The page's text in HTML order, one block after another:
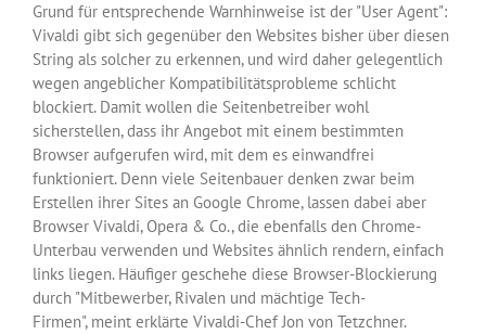
Grund für entsprechende Warnhinweise ist der "User Agent":
Vivaldi gibt sich gegenüber den Websites bisher über diesen
String als solcher zu erkennen, und wird daher gelegentlich
wegen angeblicher Kompatibilitätsprobleme schlicht
blockiert. Damit wollen die Seitenbetreiber wohl
sicherstellen, dass ihr Angebot mit einem bestimmten
Browser aufgerufen wird, mit dem es einwandfrei
funktioniert. Denn viele Seitenbauer denken zwar beim
Erstellen ihrer Sites an Google Chrome, lassen dabei aber
Browser Vivaldi, Opera & Co., die ebenfalls den Chrome-
Unterbau verwenden und Websites ähnlich rendern, einfach
links liegen. Häufiger geschehe diese Browser-Blockierung
durch "Mitbewerber, Rivalen und mächtige Tech-
Firmen", meint erklärte Vivaldi-Chef Jon von Tetzchner.